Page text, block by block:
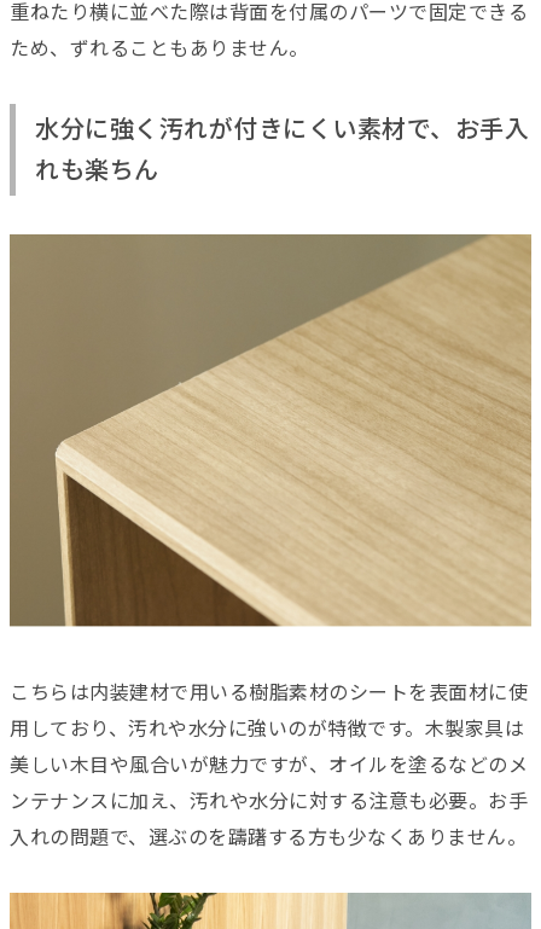
重ねたり横に並べた際は背面を付属のパーツで固定できる
ため、ずれることもありません。
水分に強く汚れが付きにくい素材で、お手入
れも楽ちん
こちらは内装建材で用いる樹脂素材のシートを表面材に使
用しており、汚れや水分に強いのが特徴です。木製家具は
美しい木目や風合いが魅力ですが、オイルを塗るなどのメ
ンテナンスに加え、汚れや水分に対する注意も必要。お手
入れの問題で、選ぶのを躊躇する方も少なくありません。